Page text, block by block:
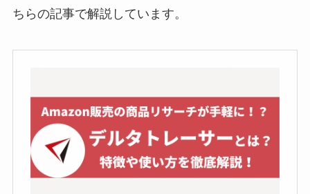
ちらの記事で解説しています。